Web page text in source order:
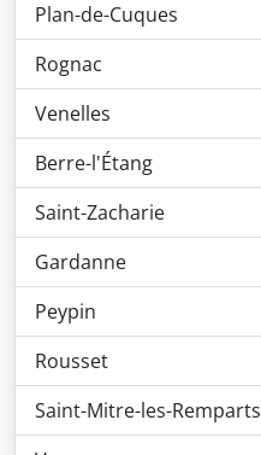
Plan-de-Cuques
Rognac
Venelles
Berre-l'Étang
Saint-Zacharie
Gardanne
Peypin
Rousset
Saint-Mitre-les-Remparts